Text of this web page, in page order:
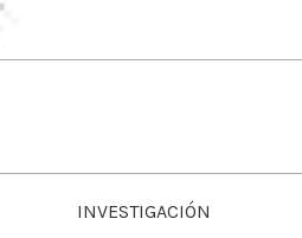
INVESTIGACIÓN